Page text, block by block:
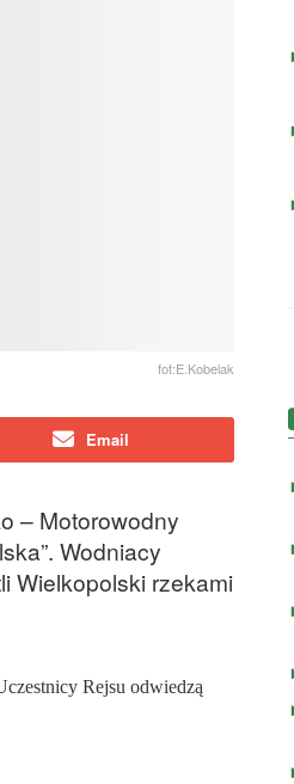
fot:E.Kobelak
Email
– Motorowodny
Wodniacy
Wielkopolski rzekami
Rejsu odwiedzą